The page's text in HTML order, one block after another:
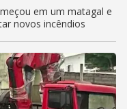
em um matagal e
novos incêndios